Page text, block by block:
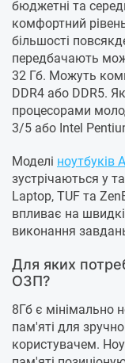
бюджетні та
комфортний
більшості
передбачають
32 Гб. Можуть
DDR4 або DDR5.
процесорами
3/5 або Intel
Моделі ноутбуків
зустрічаються у
Laptop, TUF та
впливає на
виконання
Для яких
ОЗП?
8Гб є мінімально
пам'яті для
користувачем.